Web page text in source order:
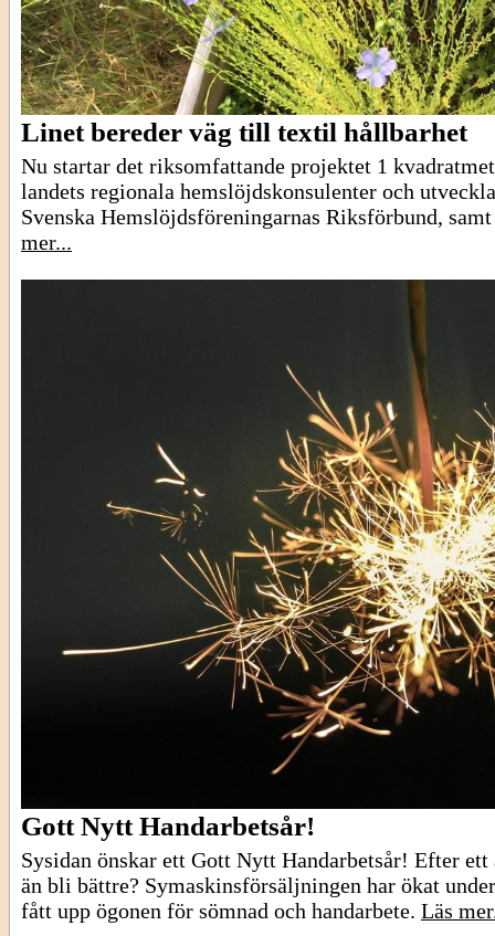
Linet bereder väg till textil hållbarhet
Nu startar det riksomfattande projektet 1
landets regionala hemslöjdskonsulenter och
Svenska Hemslöjdsföreningarnas Riksförbund,
mer...
Gott Nytt Handarbetsår!
Sysidan önskar ett Gott Nytt Handarbetsår! Efter
än bli bättre? Symaskinsförsäljningen har ökat
fått upp ögonen för sömnad och handarbete. Läs